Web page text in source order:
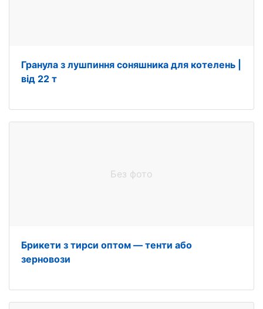
Гранула з лушпиння соняшника для котелень |
від 22 т
Без фото
Брикети з тирси оптом — тенти або
зерновози